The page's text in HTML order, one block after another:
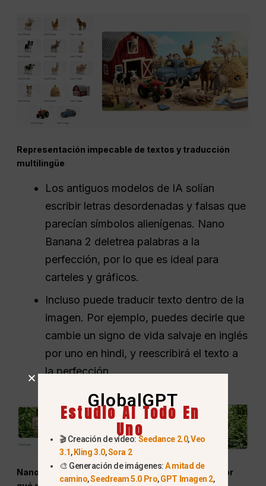
Representación impecable de textos y traducción
multilingüe
Los antiguos modelos de IA solían
escribir letras desordenadas y falsas que
parecían símbolos alienígenas. Nano
Banana 2 deletrea palabras a la
perfección, por lo que es ideal para
carteles y gráficos.
Incluso puede traducir texto dentro de la
imagen. Por ejemplo, puedes decirle que
cambie un signo de vida salvaje en inglés
por uno en hindi, y reescribirá el texto a
la perfección.
Nano Banana 2 vs. GPT Image 1.5 & Midjourney (Por
GlobalGPT
Estudio AI Todo En
Uno
🎬 Creación de vídeo: Seedance 2.0,Veo
3.1, Kling 3.0,Sora 2
🎨 Generación de imágenes:A mitad de
camino,Seedream 5.0 Pro,GPT Imagen 2,